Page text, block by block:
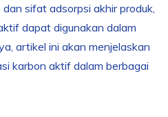
sifat adsorpsi akhir produk,
dapat digunakan dalam
artikel ini akan menjelaskan
karbon aktif dalam berbagai